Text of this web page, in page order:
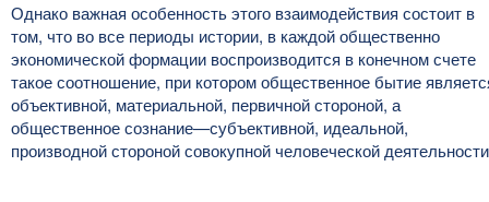
Однако важная особенность этого взаимодействия состоит в
том, что во все периоды истории, в каждой общественно
экономической формации воспроизводится в конечном счете
такое соотношение, при котором общественное бытие
объективной, материальной, первичной стороной, а
общественное сознание—субъективной, идеальной,
производной стороной совокупной человеческой